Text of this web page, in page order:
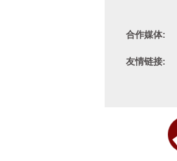
合作媒体:
友情链接: